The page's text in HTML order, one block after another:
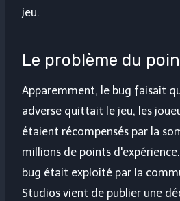
jeu.
Le problème du
Apparemment, le bug faisait
adverse quittait le jeu, les
étaient récompensés par la
millions de points
bug était exploité par la
Studios vient de publier une